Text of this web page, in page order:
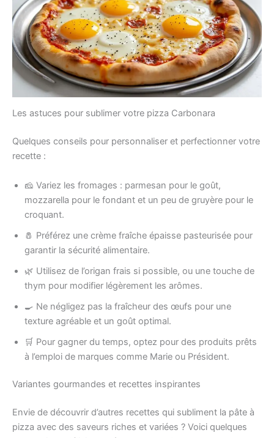
Les astuces pour sublimer votre pizza Carbonara
Quelques conseils pour personnaliser et perfectionner votre
recette :
🧀 Variez les fromages : parmesan pour le goût,
mozzarella pour le fondant et un peu de gruyère pour le
croquant.
🧂 Préférez une crème fraîche épaisse pasteurisée pour
garantir la sécurité alimentaire.
🌿 Utilisez de l’origan frais si possible, ou une touche de
thym pour modifier légèrement les arômes.
🍳 Ne négligez pas la fraîcheur des œufs pour une
texture agréable et un goût optimal.
🛒 Pour gagner du temps, optez pour des produits prêts
à l’emploi de marques comme Marie ou Président.
Variantes gourmandes et recettes inspirantes
Envie de découvrir d’autres recettes qui subliment la pâte à
pizza avec des saveurs riches et variées ? Voici quelques